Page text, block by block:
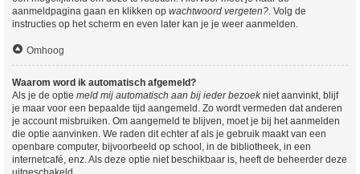
aanmeldpagina gaan en klikken op wachtwoord vergeten?. Volg de
instructies op het scherm en even later kan je je weer aanmelden.
Omhoog
Waarom word ik automatisch afgemeld?
Als je de optie meld mij automatisch aan bij ieder bezoekniet aanvinkt, blijf
je maar voor een bepaalde tijd aangemeld. Zo wordt vermeden dat anderen
je account misbruiken. Om aangemeld te blijven, moet je bij het aanmelden
die optie aanvinken. We raden dit echter af als je gebruik maakt van een
openbare computer, bijvoorbeeld op school, in de bibliotheek, in een
internetcafé, enz. Als deze optie niet beschikbaar is, heeft de beheerder deze